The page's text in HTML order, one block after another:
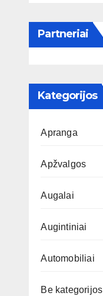
Partneriai
Kategorijos
Apranga
Apžvalgos
Augalai
Augintiniai
Automobiliai
Be kategorijos